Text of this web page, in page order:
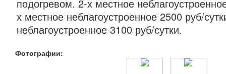
подогревом. 2-х местное
х местное неблагоустроенное 2500 руб/
неблагоустроенное 3100 руб/сутки.
Фотографии: